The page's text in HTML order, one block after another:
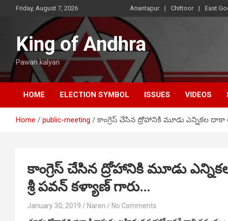
Friday, August 7, 2026 Anantapur Chittoor East
King of Andhra
Pawan kalyan
HOME ELECTION SYMBOL ISSUES VIDEOS
Home public-meeting కాంగ్రెస్ చేసిన ద్రోహానికి మూడు ఎన్నికల దాకా
కాంగ్రెస్ చేసిన ద్రోహానికి మూడు
శ్రీ పవన్ కళ్యాణ్ గారు…
January 30, 2019 Naren No Comments